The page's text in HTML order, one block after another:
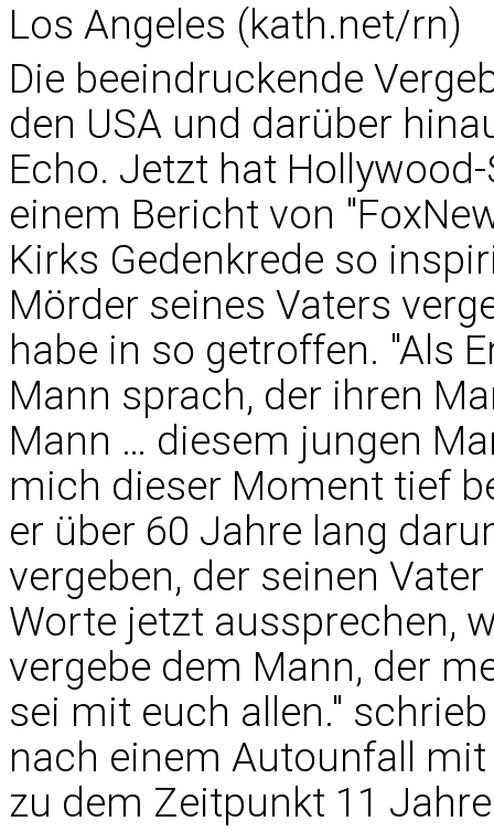
Los Angeles (kath.net/rn)
Die beeindruckende
den USA und darüber
Echo. Jetzt hat
einem Bericht von
Kirks Gedenkrede so
Mörder seines Vaters
habe in so getroffen. "Als
Mann sprach, der ihren
Mann … diesem jungen
mich dieser Moment tief
er über 60 Jahre lang
vergeben, der seinen
Worte jetzt aussprechen,
vergebe dem Mann, der
sei mit euch allen."
nach einem Autounfall
zu dem Zeitpunkt 11